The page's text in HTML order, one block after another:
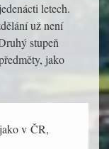
letech.
už není
stupeň
jako
v ČR,